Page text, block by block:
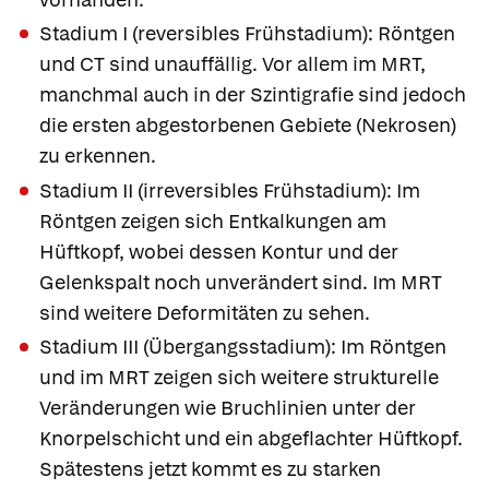
Stadium I (reversibles Frühstadium): Röntgen
und CT sind unauffällig. Vor allem im MRT,
manchmal auch in der Szintigrafie sind jedoch
die ersten abgestorbenen Gebiete (Nekrosen)
zu erkennen.
Stadium II (irreversibles Frühstadium): Im
Röntgen zeigen sich Entkalkungen am
Hüftkopf, wobei dessen Kontur und der
Gelenkspalt noch unverändert sind. Im MRT
sind weitere Deformitäten zu sehen.
Stadium III (Übergangsstadium): Im Röntgen
und im MRT zeigen sich weitere strukturelle
Veränderungen wie Bruchlinien unter der
Knorpelschicht und ein abgeflachter Hüftkopf.
Spätestens jetzt kommt es zu starken